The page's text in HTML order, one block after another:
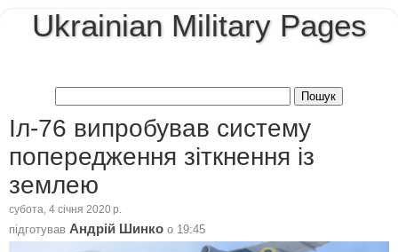
Ukrainian Military Pages
Іл-76 випробував систему
попередження зіткнення із
землею
субота, 4 січня 2020 р.
підготував Андрій Шинко о 19:45